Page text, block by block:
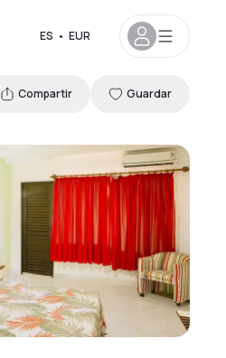
ES • EUR
Compartir Guardar